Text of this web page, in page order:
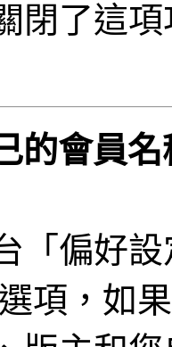
閉了這
的會員
「偏好
項，如